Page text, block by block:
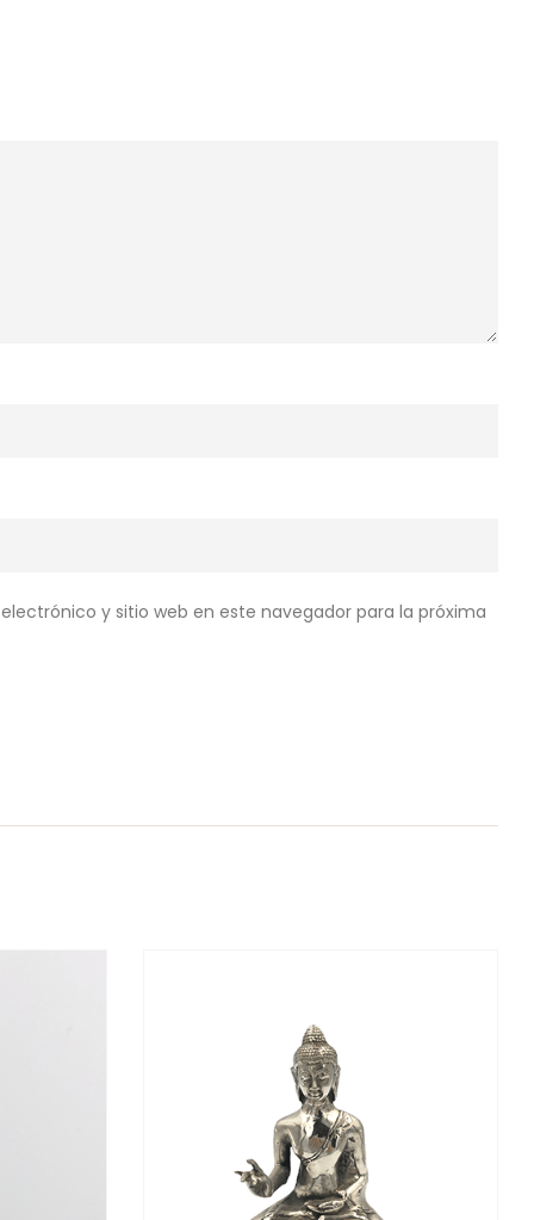
y sitio web en este navegador para la próxima